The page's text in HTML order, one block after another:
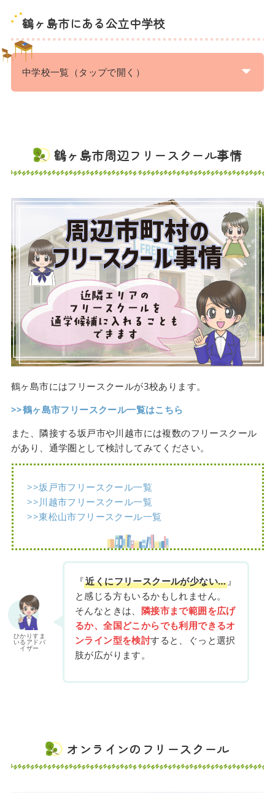
鶴ヶ島市にある公立中学校
中学校一覧（タップで開く）
鶴ヶ島市周辺フリースクール事情
鶴ヶ島市にはフリースクールが3校あります。
>>鶴ヶ島市フリースクール一覧はこちら
また、隣接する坂戸市や川越市には複数のフリースクール
があり、通学圏として検討してみてください。
>>坂戸市フリースクール一覧
>>川越市フリースクール一覧
>>東松山市フリースクール一覧
ひかりすま
いるアドバ
イザー
『近くにフリースクールが少ない… 』
と感じる方もいるかもしれません。
そんなときは、 隣接市まで範囲を広げ
るか、全国どこからでも利用できるオ
ンライン型を検討すると、ぐっと選択
肢が広がります。
オンラインのフリースクール